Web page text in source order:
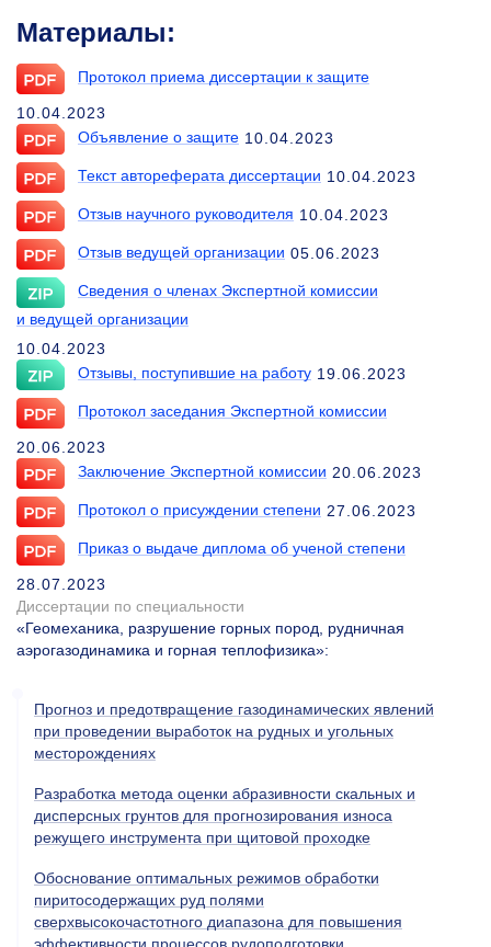
Материалы:
Протокол приема диссертации к защите
10.04.2023
Объявление о защите 10.04.2023
Текст автореферата диссертации 10.04.2023
Отзыв научного руководителя 10.04.2023
Отзыв ведущей организации 05.06.2023
Сведения о членах Экспертной комиссии
и ведущей организации
10.04.2023
Отзывы, поступившие на работу 19.06.2023
Протокол заседания Экспертной комиссии
20.06.2023
Заключение Экспертной комиссии 20.06.2023
Протокол о присуждении степени 27.06.2023
Приказ о выдаче диплома об ученой степени
28.07.2023
Диссертации по специальности
«Геомеханика, разрушение горных пород, рудничная
аэрогазодинамика и горная теплофизика»:
Прогноз и предотвращение газодинамических явлений
при проведении выработок на рудных и угольных
месторождениях
Разработка метода оценки абразивности скальных и
дисперсных грунтов для прогнозирования износа
режущего инструмента при щитовой проходке
Обоснование оптимальных режимов обработки
пиритосодержащих руд полями
сверхвысокочастотного диапазона для повышения
эффективности процессов рудоподготовки